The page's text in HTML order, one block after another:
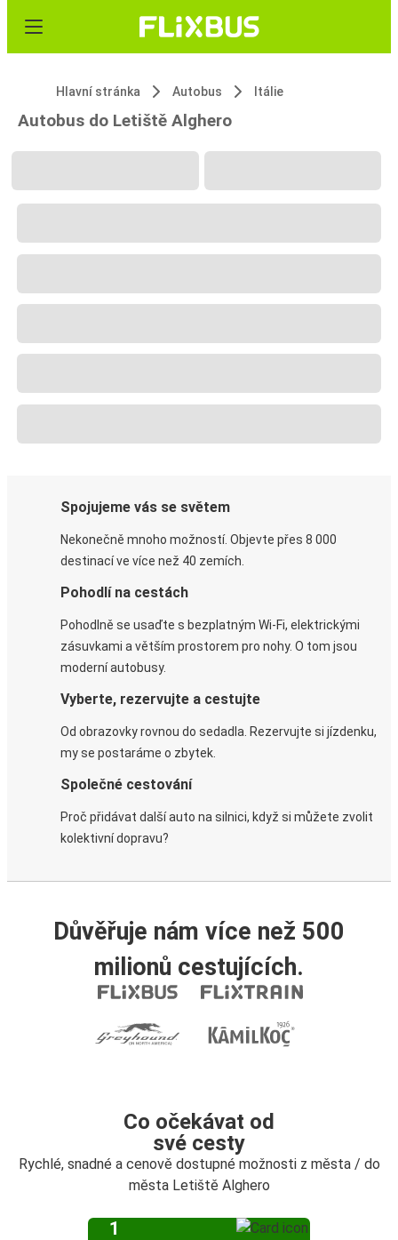
Hlavní stránka Autobus Itálie
Autobus do Letiště Alghero
Spojujeme vás se světem
Nekonečně mnoho možností. Objevte přes 8 000
destinací ve více než 40 zemích.
Pohodlí na cestách
Pohodlně se usaďte s bezplatným Wi-Fi, elektrickými
zásuvkami a větším prostorem pro nohy. O tom jsou
moderní autobusy.
Vyberte, rezervujte a cestujte
Od obrazovky rovnou do sedadla. Rezervujte si jízdenku,
my se postaráme o zbytek.
Společné cestování
Proč přidávat další auto na silnici, když si můžete zvolit
kolektivní dopravu?
Důvěřuje nám více než 500
milionů cestujících.
Co očekávat od
své cesty
Rychlé, snadné a cenově dostupné možnosti z města / do
města Letiště Alghero
1